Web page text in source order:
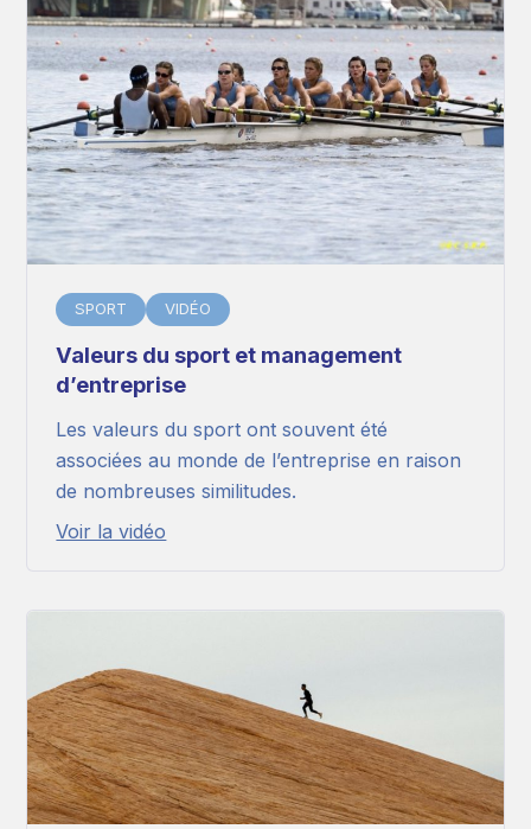
SPORT VIDÉO
Valeurs du sport et management
d’entreprise
Les valeurs du sport ont souvent été
associées au monde de l’entreprise en raison
de nombreuses similitudes.
Voir la vidéo